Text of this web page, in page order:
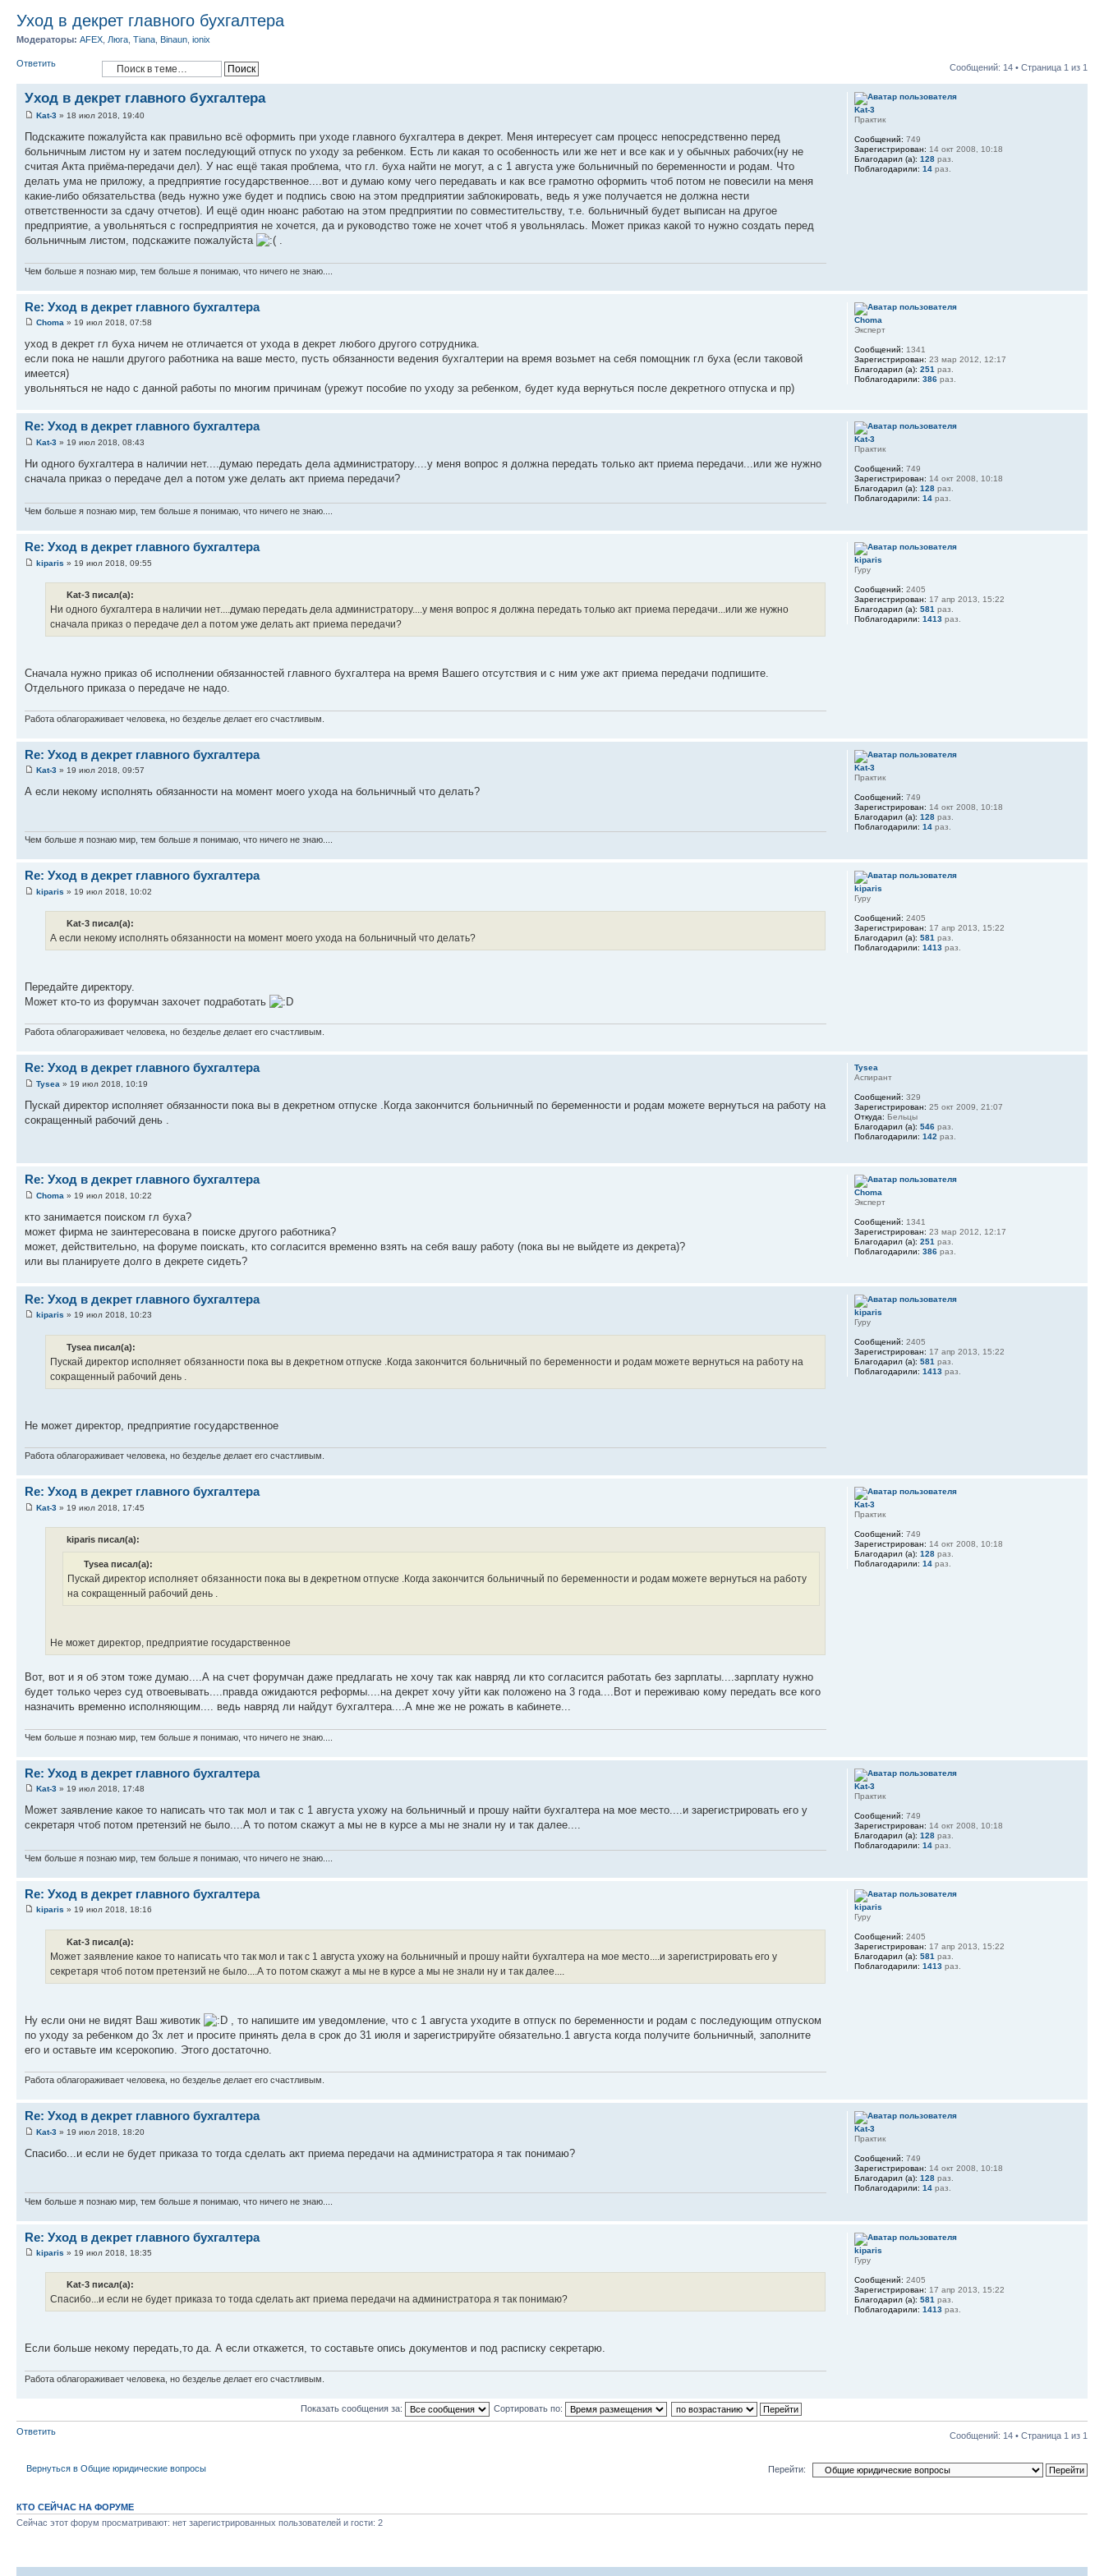
Уход в декрет главного бухгалтера
Модераторы: AFEX Люга Tiana Binaun ionix
Ответить Сообщений: 14 • Страница 1 из 1
Уход в декрет главного бухгалтера
Kat-3 » 18 июл 2018, 19:40
Подскажите пожалуйста как правильно всё оформить при уходе главного бухгалтера в декрет. Меня интересует сам процесс непосредственно перед
больничным листом ну и затем последующий отпуск по уходу за ребенком. Есть ли какая то особенность или же нет и все как и у обычных рабочих(ну не
считая Акта приёма-передачи дел). У нас ещё такая проблема, что гл. буха найти не могут, а с 1 августа уже больничный по беременности и родам. Что
делать ума не приложу, а предприятие государственное....вот и думаю кому чего передавать и как все грамотно оформить чтоб потом не повесили на меня
какие-либо обязательства (ведь нужно уже будет и подпись свою на этом предприятии заблокировать, ведь я уже получается не должна нести
ответственности за сдачу отчетов). И ещё один нюанс работаю на этом предприятии по совместительству, т.е. больничный будет выписан на другое
предприятие, а увольняться с госпредприятия не хочется, да и руководство тоже не хочет чтоб я увольнялась. Может приказ какой то нужно создать перед
больничным листом, подскажите пожалуйста
.
Чем больше я познаю мир, тем больше я понимаю, что ничего не знаю....
Kat-3
Практик
Сообщений: 749
Зарегистрирован: 14 окт 2008, 10:18
Благодарил (а): 128раз.
Поблагодарили: 14раз.
Re: Уход в декрет главного бухгалтера
Choma » 19 июл 2018, 07:58
уход в декрет гл буха ничем не отличается от ухода в декрет любого другого сотрудника.
если пока не нашли другого работника на ваше место, пусть обязанности ведения бухгалтерии на время возьмет на себя помощник гл буха (если таковой
имеется)
увольняться не надо с данной работы по многим причинам (урежут пособие по уходу за ребенком, будет куда вернуться после декретного отпуска и пр)
Choma
Эксперт
Сообщений: 1341
Зарегистрирован: 23 мар 2012, 12:17
Благодарил (а): 251 раз.
Поблагодарили: 386раз.
Re: Уход в декрет главного бухгалтера
Kat-3 » 19 июл 2018, 08:43
Ни одного бухгалтера в наличии нет....думаю передать дела администратору....у меня вопрос я должна передать только акт приема передачи...или же нужно
сначала приказ о передаче дел а потом уже делать акт приема передачи?
Чем больше я познаю мир, тем больше я понимаю, что ничего не знаю....
Kat-3
Практик
Сообщений: 749
Зарегистрирован: 14 окт 2008, 10:18
Благодарил (а): 128раз.
Поблагодарили: 14раз.
Re: Уход в декрет главного бухгалтера
kiparis » 19 июл 2018, 09:55
Kat-3 писал(а):
Ни одного бухгалтера в наличии нет....думаю передать дела администратору....у меня вопрос я должна передать только акт приема передачи...или же нужно
сначала приказ о передаче дел а потом уже делать акт приема передачи?
Сначала нужно приказ об исполнении обязанностей главного бухгалтера на время Вашего отсутствия и с ним уже акт приема передачи подпишите.
Отдельного приказа о передаче не надо.
Работа облагораживает человека, но безделье делает его счастливым.
kiparis
Гуру
Сообщений: 2405
Зарегистрирован: 17 апр 2013, 15:22
Благодарил (а): 581раз.
Поблагодарили: 1413раз.
Re: Уход в декрет главного бухгалтера
Kat-3 » 19 июл 2018, 09:57
А если некому исполнять обязанности на момент моего ухода на больничный что делать?
Чем больше я познаю мир, тем больше я понимаю, что ничего не знаю....
Kat-3
Практик
Сообщений: 749
Зарегистрирован: 14 окт 2008, 10:18
Благодарил (а): 128раз.
Поблагодарили: 14раз.
Re: Уход в декрет главного бухгалтера
kiparis » 19 июл 2018, 10:02
Kat-3 писал(а):
А если некому исполнять обязанности на момент моего ухода на больничный что делать?
Передайте директору.
Может кто-то из форумчан захочет подработать
Работа облагораживает человека, но безделье делает его счастливым.
kiparis
Гуру
Сообщений: 2405
Зарегистрирован: 17 апр 2013, 15:22
Благодарил (а): 581 раз.
Поблагодарили: 1413раз.
Re: Уход в декрет главного бухгалтера
Tysea » 19 июл 2018, 10:19
Пускай директор исполняет обязанности пока вы в декретном отпуске .Когда закончится больничный по беременности и родам можете вернуться на работу на
сокращенный рабочий день .
Tysea
Аспирант
Сообщений: 329
Зарегистрирован: 25 окт 2009, 21:07
Откуда: Бельцы
Благодарил (а): 546раз.
Поблагодарили: 142раз.
Re: Уход в декрет главного бухгалтера
Choma » 19 июл 2018, 10:22
кто занимается поиском гл буха?
может фирма не заинтересована в поиске другого работника?
может, действительно, на форуме поискать, кто согласится временно взять на себя вашу работу (пока вы не выйдете из декрета)?
или вы планируете долго в декрете сидеть?
Choma
Эксперт
Сообщений: 1341
Зарегистрирован: 23 мар 2012, 12:17
Благодарил (а): 251раз.
Поблагодарили: 386раз.
Re: Уход в декрет главного бухгалтера
kiparis » 19 июл 2018, 10:23
Tysea писал(а):
Пускай директор исполняет обязанности пока вы в декретном отпуске .Когда закончится больничный по беременности и родам можете вернуться на работу на
сокращенный рабочий день .
Не может директор, предприятие государственное
Работа облагораживает человека, но безделье делает его счастливым.
kiparis
Гуру
Сообщений: 2405
Зарегистрирован: 17 апр 2013, 15:22
Благодарил (а): 581 раз.
Поблагодарили: 1413раз.
Re: Уход в декрет главного бухгалтера
Kat-3 » 19 июл 2018, 17:45
kiparis писал(а):
Tysea писал(а):
Пускай директор исполняет обязанности пока вы в декретном отпуске .Когда закончится больничный по беременности и родам можете вернуться на работу
на сокращенный рабочий день .
Не может директор, предприятие государственное
Вот, вот и я об этом тоже думаю....А на счет форумчан даже предлагать не хочу так как навряд ли кто согласится работать без зарплаты....зарплату нужно
будет только через суд отвоевывать....правда ожидаются реформы....на декрет хочу уйти как положено на 3 года....Вот и переживаю кому передать все кого
назначить временно исполняющим.... ведь навряд ли найдут бухгалтера....А мне же не рожать в кабинете...
Чем больше я познаю мир, тем больше я понимаю, что ничего не знаю....
Kat-3
Практик
Сообщений: 749
Зарегистрирован: 14 окт 2008, 10:18
Благодарил (а): 128раз.
Поблагодарили: 14раз.
Re: Уход в декрет главного бухгалтера
Kat-3 » 19 июл 2018, 17:48
Может заявление какое то написать что так мол и так с 1 августа ухожу на больничный и прошу найти бухгалтера на мое место....и зарегистрировать его у
секретаря чтоб потом претензий не было....А то потом скажут а мы не в курсе а мы не знали ну и так далее....
Чем больше я познаю мир, тем больше я понимаю, что ничего не знаю....
Kat-3
Практик
Сообщений: 749
Зарегистрирован: 14 окт 2008, 10:18
Благодарил (а): 128раз.
Поблагодарили: 14раз.
Re: Уход в декрет главного бухгалтера
kiparis » 19 июл 2018, 18:16
Kat-3 писал(а):
Может заявление какое то написать что так мол и так с 1 августа ухожу на больничный и прошу найти бухгалтера на мое место....и зарегистрировать его у
секретаря чтоб потом претензий не было....А то потом скажут а мы не в курсе а мы не знали ну и так далее....
Ну если они не видят Ваш животик
, то напишите им уведомление, что с 1 августа уходите в отпуск по беременности и родам с последующим отпуском
по уходу за ребенком до 3х лет и просите принять дела в срок до 31 июля и зарегистрируйте обязательно.1 августа когда получите больничный, заполните
его и оставьте им ксерокопию. Этого достаточно.
Работа облагораживает человека, но безделье делает его счастливым.
kiparis
Гуру
Сообщений: 2405
Зарегистрирован: 17 апр 2013, 15:22
Благодарил (а): 581 раз.
Поблагодарили: 1413раз.
Re: Уход в декрет главного бухгалтера
Kat-3 » 19 июл 2018, 18:20
Спасибо...и если не будет приказа то тогда сделать акт приема передачи на администратора я так понимаю?
Чем больше я познаю мир, тем больше я понимаю, что ничего не знаю....
Kat-3
Практик
Сообщений: 749
Зарегистрирован: 14 окт 2008, 10:18
Благодарил (а): 128раз.
Поблагодарили: 14раз.
Re: Уход в декрет главного бухгалтера
kiparis » 19 июл 2018, 18:35
Kat-3 писал(а):
Спасибо...и если не будет приказа то тогда сделать акт приема передачи на администратора я так понимаю?
Если больше некому передать,то да. А если откажется, то составьте опись документов и под расписку секретарю.
Работа облагораживает человека, но безделье делает его счастливым.
kiparis
Гуру
Сообщений: 2405
Зарегистрирован: 17 апр 2013, 15:22
Благодарил (а): 581 раз.
Поблагодарили: 1413раз.
Показать сообщения за: Сортировать по:
Ответить Сообщений: 14 • Страница 1 из 1
Вернуться в Общие юридические вопросы Перейти:
КТО СЕЙЧАС НА ФОРУМЕ
Сейчас этот форум просматривают: нет зарегистрированных пользователей и гости: 2